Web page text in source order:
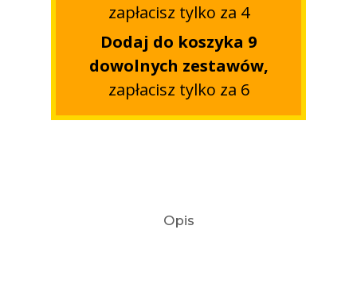
zapłacisz tylko za 4
Dodaj do koszyka 9
dowolnych zestawów,
zapłacisz tylko za 6
Opis